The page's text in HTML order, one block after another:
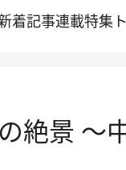
着記事連載特集
絶景